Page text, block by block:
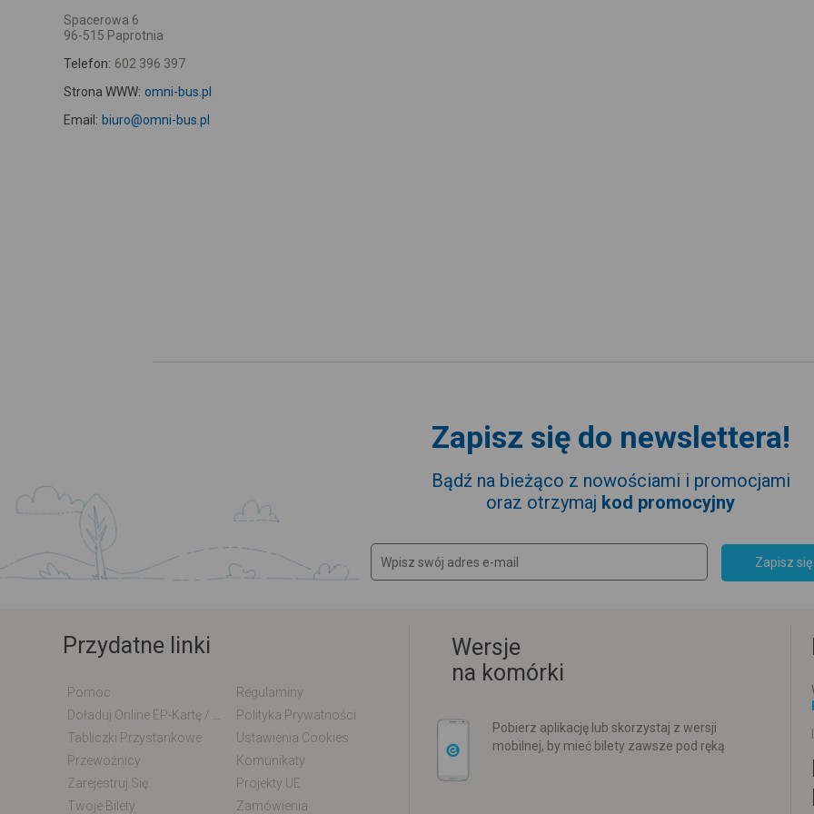
Spacerowa 6
96-515 Paprotnia
Telefon: 602 396 397
Strona WWW: omni-bus.pl
Email: biuro@omni-bus.pl
Zapisz się do newslettera!
Bądź na bieżąco z nowościami i promocjami
oraz otrzymaj kod promocyjny
Zapisz się
Przydatne linki
Pomoc
Regulaminy
Polityka Prywatności
Tabliczki Przystankowe
Ustawienia Cookies
Przewoźnicy
Komunikaty
Zarejestruj Się
Projekty UE
Twoje Bilety
Zamówienia
Wersje
na komórki
Pobierz aplikację lub skorzystaj z wersji
mobilnej, by mieć bilety zawsze pod ręką